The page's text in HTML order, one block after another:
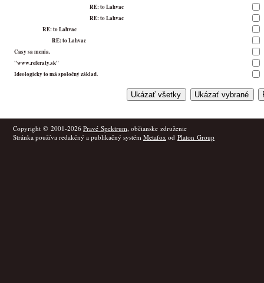
RE: to Lahvac
RE: to Lahvac
RE: to Lahvac
RE: to Lahvac
Casy sa menia.
"www.referaty.sk"
Ideologicky to má spoločný základ.
Copyright © 2001-2026 Pravé Spektrum, občianske združenie
Stránka používa redakčný a publikačný systém Metafox od Platon Group